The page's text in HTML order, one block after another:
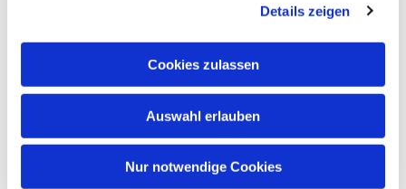
Details zeigen
Cookies zulassen
Auswahl erlauben
Nur notwendige Cookies
Pfarrei St. Martin
Wallfahrten
Veranstaltungen & Angebote
Kindertagesstätte St. Andreas